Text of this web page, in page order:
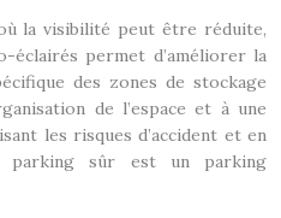
la visibilité peut être réduite,
éclairés permet d’améliorer la
des zones de stockage
de l’espace et à une
les risques d’accident et en
parking sûr est un parking